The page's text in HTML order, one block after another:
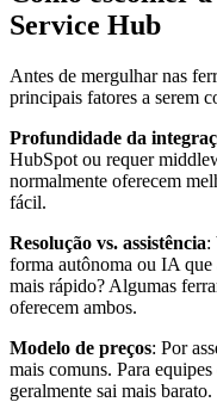
Service Hub
Antes de mergulhar nas
principais fatores a serem
Profundidade da
HubSpot ou requer
normalmente oferecem
fácil.
Resolução vs. assistência:
forma autônoma ou IA que
mais rápido? Algumas
oferecem ambos.
Modelo de preços: Por
mais comuns. Para
geralmente sai mais barato.